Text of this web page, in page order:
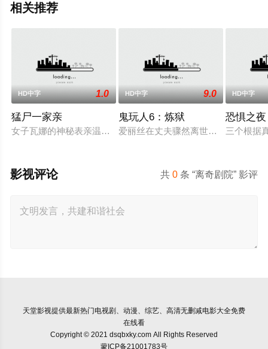
相关推荐
HD中字 1.0
猛尸一家亲
女子瓦娜的神秘表亲温思罗普突然仓皇登门，身后还跟着一个
HD中字 9.0
鬼玩人6：炼狱
爱丽丝在丈夫骤然离世后深陷悲痛，
HD中字
恐惧之
三个根据
共0 条 “离奇剧院” 影评
影视评论
天堂影视提供最新热门电视剧、动漫、综艺、高清无删减电影大全免费
在线看
Copyright © 2021 dsqbxky.com All Rights Reserved
蒙ICP备21001783号